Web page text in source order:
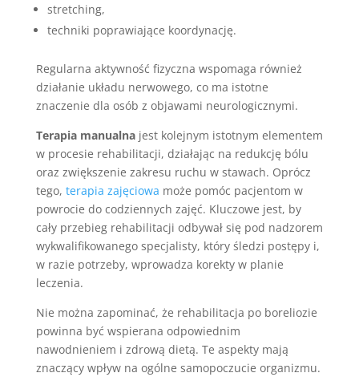
stretching,
techniki poprawiające koordynację.
Regularna aktywność fizyczna wspomaga również
działanie układu nerwowego, co ma istotne
znaczenie dla osób z objawami neurologicznymi.
Terapia manualnajest kolejnym istotnym elementem
w procesie rehabilitacji, działając na redukcję bólu
oraz zwiększenie zakresu ruchu w stawach. Oprócz
tego, terapia zajęciowa może pomóc pacjentom w
powrocie do codziennych zajęć. Kluczowe jest, by
cały przebieg rehabilitacji odbywał się pod nadzorem
wykwalifikowanego specjalisty, który śledzi postępy i,
w razie potrzeby, wprowadza korekty w planie
leczenia.
Nie można zapominać, że rehabilitacja po boreliozie
powinna być wspierana odpowiednim
nawodnieniem i zdrową dietą. Te aspekty mają
znaczący wpływ na ogólne samopoczucie organizmu.